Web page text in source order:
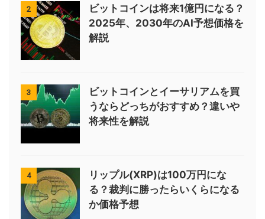
2
ビットコインは将来1億円になる？
2025年、2030年のAI予想価格を
解説
3
ビットコインとイーサリアムを買
うならどっちがおすすめ？違いや
将来性を解説
4
リップル(XRP)は100万円にな
る？裁判に勝ったらいくらになる
か価格予想